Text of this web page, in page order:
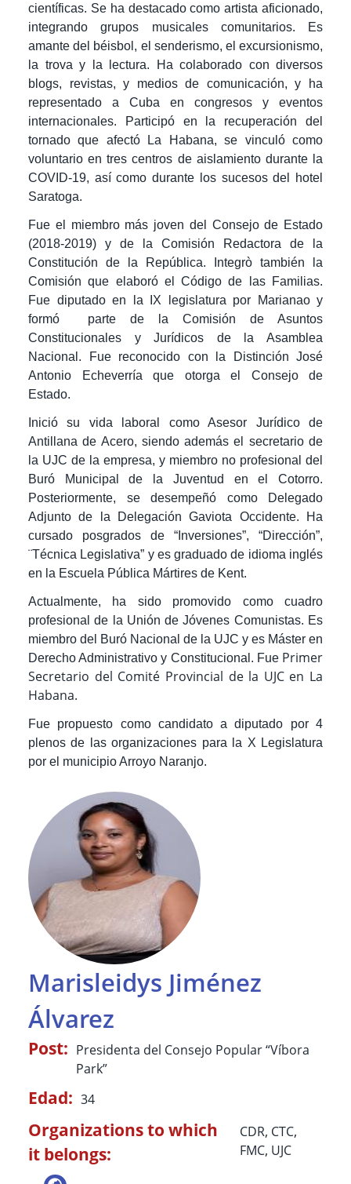
científicas. Se ha destacado como artista aficionado,
integrando grupos musicales comunitarios. Es
amante del béisbol, el senderismo, el excursionismo,
la trova y la lectura. Ha colaborado con diversos
blogs, revistas, y medios de comunicación, y ha
representado a Cuba en congresos y eventos
internacionales. Participó en la recuperación del
tornado que afectó La Habana, se vinculó como
voluntario en tres centros de aislamiento durante la
COVID-19, así como durante los sucesos del hotel
Saratoga.
Fue el miembro más joven del Consejo de Estado
(2018-2019) y de la Comisión Redactora de la
Constitución de la República. Integrò también la
Comisión que elaboró el Código de las Familias.
Fue diputado en la IX legislatura por Marianao y
formó parte de la Comisión de Asuntos
Constitucionales y Jurídicos de la Asamblea
Nacional. Fue reconocido con la Distinción José
Antonio Echeverría que otorga el Consejo de
Estado.
Inició su vida laboral como Asesor Jurídico de
Antillana de Acero, siendo además el secretario de
la UJC de la empresa, y miembro no profesional del
Buró Municipal de la Juventud en el Cotorro.
Posteriormente, se desempeñó como Delegado
Adjunto de la Delegación Gaviota Occidente. Ha
cursado posgrados de “Inversiones”, “Dirección”,
¨Técnica Legislativa” y es graduado de idioma inglés
en la Escuela Pública Mártires de Kent.
Actualmente, ha sido promovido como cuadro
profesional de la Unión de Jóvenes Comunistas. Es
miembro del Buró Nacional de la UJC y es Máster en
Derecho Administrativo y Constitucional. Fue Primer
Secretario del Comité Provincial de la UJC en La
Habana.
Fue propuesto como candidato a diputado por 4
plenos de las organizaciones para la X Legislatura
por el municipio Arroyo Naranjo.
Marisleidys Jiménez
Álvarez
Post: Presidenta del Consejo Popular “Víbora
Park”
Edad: 34
Organizations to which
it belongs:
CDR, CTC,
FMC, UJC